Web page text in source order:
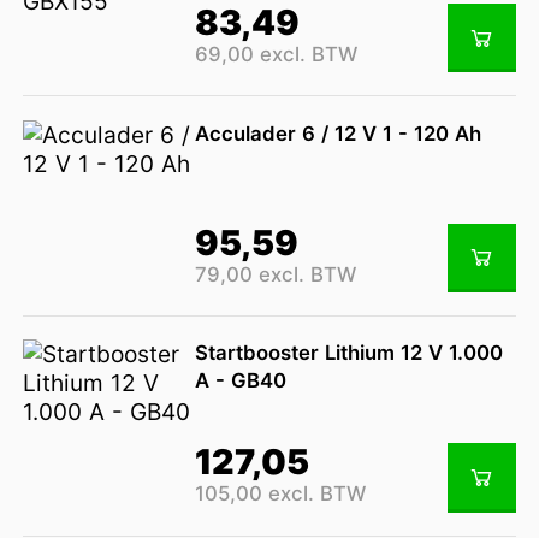
83,49
69,00 excl. BTW
Acculader 6 / 12 V 1 - 120 Ah
95,59
79,00 excl. BTW
Startbooster Lithium 12 V 1.000
A - GB40
127,05
105,00 excl. BTW